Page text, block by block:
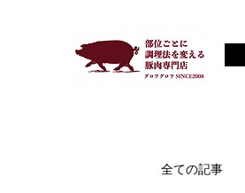
全ての記事